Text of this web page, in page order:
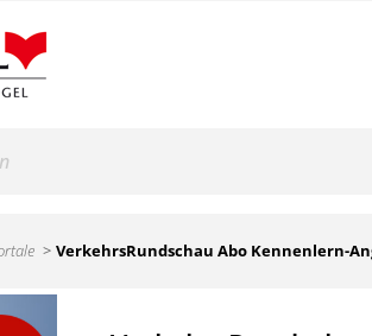
VerkehrsRundschau Abo Kennenlern-